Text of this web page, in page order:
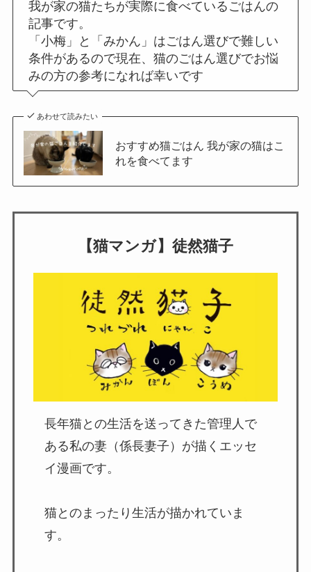
我が家の猫たちが実際に食べているごはんの
記事です。
「小梅」と「みかん」はごはん選びで難しい
条件があるので現在、猫のごはん選びでお悩
みの方の参考になれば幸いです
あわせて読みたい
おすすめ猫ごはん 我が家の猫はこ
れを食べてます
【猫マンガ】徒然猫子
長年猫との生活を送ってきた管理人で
ある私の妻（係長妻子）が描くエッセ
イ漫画です。
猫とのまったり生活が描かれていま
す。